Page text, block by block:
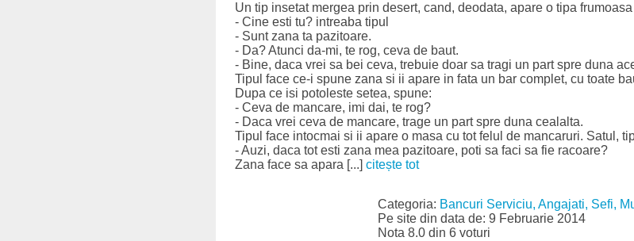
Un tip insetat mergea prin desert, cand, deodata, apare o tipa
- Cine esti tu? intreaba tipul
- Sunt zana ta pazitoare.
- Da? Atunci da-mi, te rog, ceva de baut.
- Bine, daca vrei sa bei ceva, trebuie doar sa tragi un part spre duna
Tipul face ce-i spune zana si ii apare in fata un bar complet, cu toate
Dupa ce isi potoleste setea, spune:
- Ceva de mancare, imi dai, te rog?
- Daca vrei ceva de mancare, trage un part spre duna cealalta.
Tipul face intocmai si ii apare o masa cu tot felul de mancaruri. Satul,
- Auzi, daca tot esti zana mea pazitoare, poti sa faci sa fie racoare?
Zana face sa apara [...] citește tot
Categoria: Bancuri Serviciu, Angajati, Sefi,
Pe site din data de: 9 Februarie 2014
Nota 8.0 din 6 voturi